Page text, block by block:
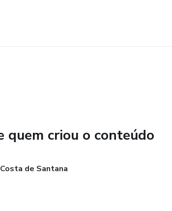
quem criou o conteúdo
de Santana